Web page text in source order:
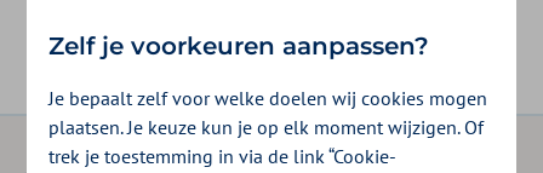
Zelf je voorkeuren aanpassen?
Je bepaalt zelf voor welke doelen wij cookies mogen
plaatsen. Je keuze kun je op elk moment wijzigen. Of
trek je toestemming in via de link “Cookie-